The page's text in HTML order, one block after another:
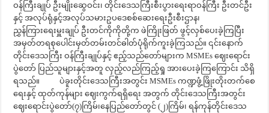
ဝန်ကြီးချုပ် ဦးမျိုးဆွေဝင်း၊ တိုင်းဒေသကြီးစီးပွားရေးရာဝန်ကြီး ဦးတင်ဦး
နှင့် အလုပ်ရုံနှင့်အလုပ်သမားဥပဒေစစ်ဆေးရေးဦးစီးဌာန၊
ညွှန်ကြားရေးမှူးချုပ် ဦးတင်ကိုကိုတို့က ဖဲကြိုးဖြတ် ဖွင့်လှစ်ပေးခဲ့ကြပြီး
အမှတ်တရစုပေါင်းမှတ်တမ်းတင်ဓါတ်ပုံရိုက်ကူးခဲ့ကြသည်။ ၎င်းနောက်
တိုင်းဒေသကြီး ဝန်ကြီးချုပ်နှင့် ဧည့်သည်တော်များက MSMEs ဈေးရောင်း
ပွဲတော် ပြည်သူများနှင့်အတူ လှည့်လည်ကြည့်ရှု အားပေးခဲ့ကြကြောင်း သိရှိ
ရသည်။ ပဲခူးတိုင်းဒေသကြီးအတွင်း MSMEs ကဏ္ဍဖွံ့ဖြိုးတိုးတက်စေ
ရေးနှင့် ထုတ်ကုန်များ ဈေးကွက်ရရှိရေး အတွက် တိုင်းဒေသကြီးအတွင်း
ဈေးရောင်းပွဲတော်(၇)ကြိမ်၊နေပြည်တော်တွင် (၂)ကြိမ်၊ ရန်ကုန်တိုင်းဒေသ